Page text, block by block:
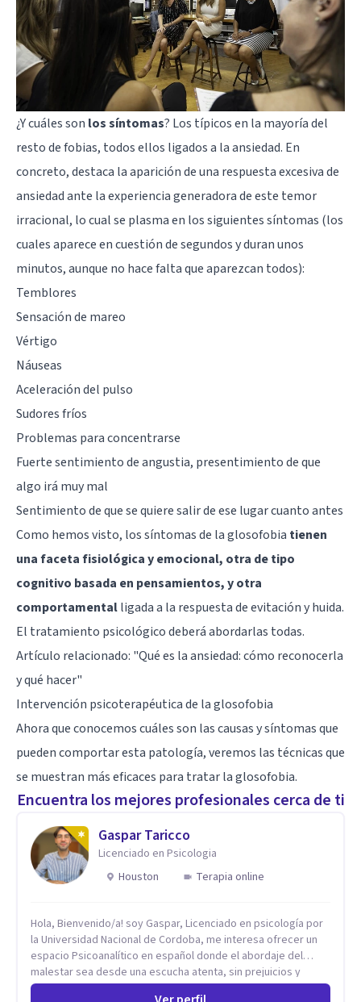
¿Y cuáles son los síntomas? Los típicos en la mayoría del
resto de fobias, todos ellos ligados a la ansiedad. En
concreto, destaca la aparición de una respuesta excesiva de
ansiedad ante la experiencia generadora de este temor
irracional, lo cual se plasma en los siguientes síntomas (los
cuales aparece en cuestión de segundos y duran unos
minutos, aunque no hace falta que aparezcan todos):
Temblores
Sensación de mareo
Vértigo
Náuseas
Aceleración del pulso
Sudores fríos
Problemas para concentrarse
Fuerte sentimiento de angustia, presentimiento de que
algo irá muy mal
Sentimiento de que se quiere salir de ese lugar cuanto antes
Como hemos visto, los síntomas de la glosofobia tienen
una faceta fisiológica y emocional, otra de tipo
cognitivo basada en pensamientos, y otra
comportamentalligada a la respuesta de evitación y huida.
El tratamiento psicológico deberá abordarlas todas.
Artículo relacionado: "Qué es la ansiedad: cómo reconocerla
y qué hacer"
Intervención psicoterapéutica de la glosofobia
Ahora que conocemos cuáles son las causas y síntomas que
pueden comportar esta patología, veremos las técnicas que
se muestran más eficaces para tratar la glosofobia.
Encuentra los mejores profesionales cerca de ti
Gaspar Taricco
Licenciado en Psicologia
Houston
Terapia online
Hola, Bienvenido/a! soy Gaspar, Licenciado en psicología por
la Universidad Nacional de Cordoba, me interesa ofrecer un
espacio Psicoanalítico en español donde el abordaje del
malestar sea desde una escucha atenta, sin prejuicios y
rescatando lo singular de cada caso, sin caer en etiquetas.